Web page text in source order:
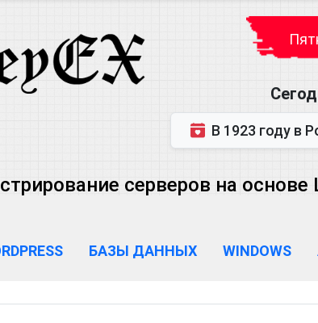
В 1923 году в Ростове-на-Дону
серверов на основе
БАЗЫ ДАННЫХ WINDOWS